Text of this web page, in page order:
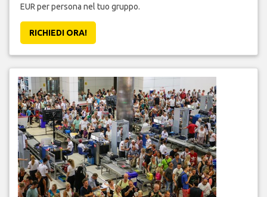
EUR per persona nel tuo gruppo.
RICHIEDI ORA!